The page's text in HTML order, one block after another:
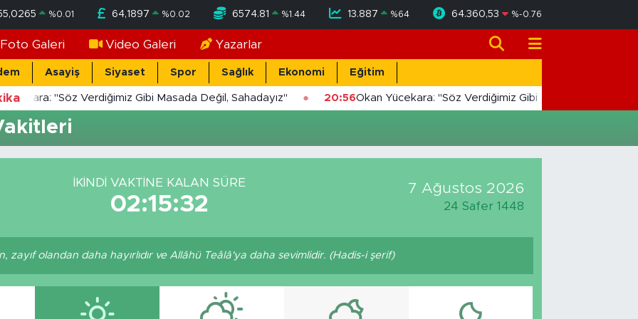
%0.01 64,1897 %0.02 6574.81 %1.44 13.887 %64 64.360,53 %-0.76
Foto Galeri Video Galeri Yazarlar
Asayiş Siyaset Spor Sağlık Ekonomi Eğitim
"Söz Verdiğimiz Gibi Masada Değil, Sahadayız" 20:56Okan Yücekara: "Söz Verdiğimiz Gibi Masada Değil,
İKINDI VAKTINE KALAN SÜRE
02:15:32
7 Ağustos 2026
24 Safer 1448
zayıf olandan daha hayırlıdır ve Allâhü Teâlâ'ya daha sevimlidir. (Hadis-i şerif)